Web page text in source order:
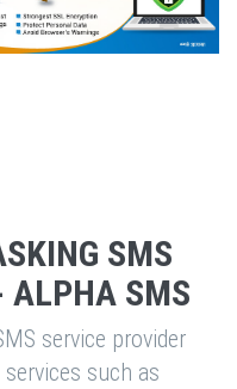
SMS
ALPHA SMS
service provider
such as